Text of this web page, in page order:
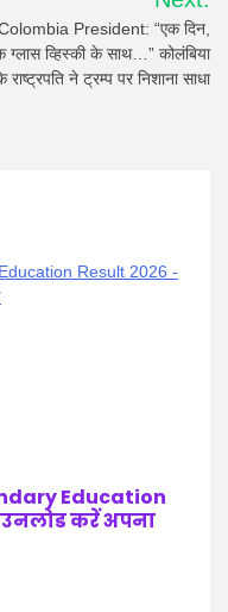
President: “एक दिन,
ग्लास व्हिस्की के साथ…” कोलंबिया
राष्ट्रपति ने ट्रम्प पर निशाना साधा
Education
करें अपना